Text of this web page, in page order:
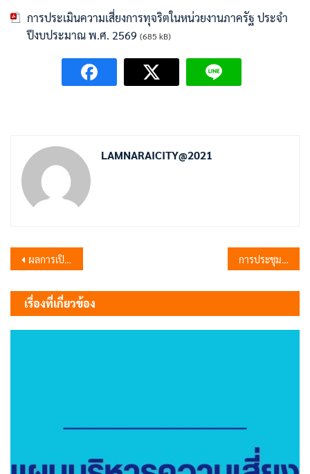
การประเมินความเสี่ยงการทุจริตในหน่วยงานภาครัฐ ประจำ
ปีงบประมาณ พ.ศ. 2569 (685 kB)
LAMNARAICITY@2021
แนะแนว
เรื่อง
ผลการเปิดโอกาสให้มีส่วนร่วมในการดำเนินงาน ปีงบประมาณ พ.ศ. 2569 การประชุมใหญ่สามัญ สมาคมฌาปนกิจ ธ.ก.ส.สาขาลำนารายณ์
เรื่องที่เกี่ยวข้อง